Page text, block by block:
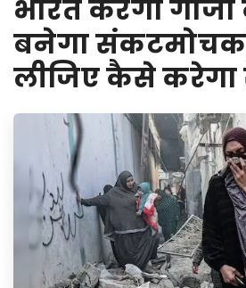
भारत करेगा
बनेगा
लीजिए कैसे करेगा